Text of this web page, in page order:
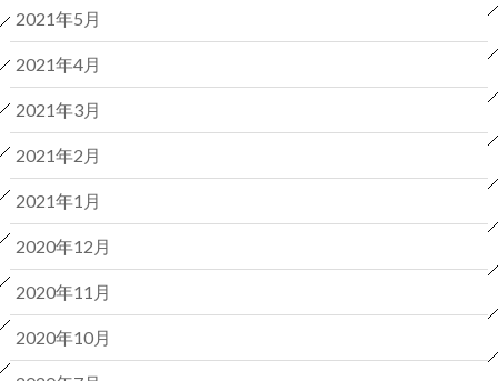
2021年5月
2021年4月
2021年3月
2021年2月
2021年1月
2020年12月
2020年11月
2020年10月